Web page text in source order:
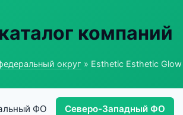
компаний
округ » Esthetic Esthetic Glow
ФО Северо-Западный ФО